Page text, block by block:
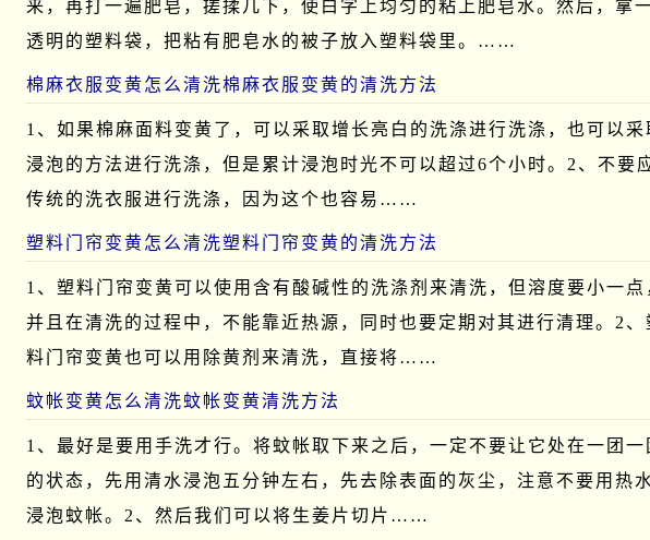
来，再打一遍肥皂，搓揉几下，使白字上均匀的粘上肥皂水。然后，拿
透明的塑料袋，把粘有肥皂水的被子放入塑料袋里。……
棉麻衣服变黄怎么清洗棉麻衣服变黄的清洗方法
1、如果棉麻面料变黄了，可以采取增长亮白的洗涤进行洗涤，也可以采
浸泡的方法进行洗涤，但是累计浸泡时光不可以超过6个小时。2、不要
传统的洗衣服进行洗涤，因为这个也容易……
塑料门帘变黄怎么清洗塑料门帘变黄的清洗方法
1、塑料门帘变黄可以使用含有酸碱性的洗涤剂来清洗，但溶度要小一点
并且在清洗的过程中，不能靠近热源，同时也要定期对其进行清理。2、
料门帘变黄也可以用除黄剂来清洗，直接将……
蚊帐变黄怎么清洗蚊帐变黄清洗方法
1、最好是要用手洗才行。将蚊帐取下来之后，一定不要让它处在一团一
的状态，先用清水浸泡五分钟左右，先去除表面的灰尘，注意不要用热
浸泡蚊帐。2、然后我们可以将生姜片切片……